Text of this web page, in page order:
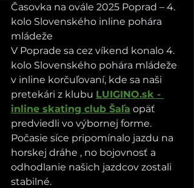
Časovka na ovále 2025 Poprad – 4.
kolo Slovenského inline pohára
mládeže
V Poprade sa cez víkend konalo 4.
kolo Slovenského pohára mládeže
v inline korčuľovaní, kde sa naši
pretekári z klubu LUIGINO.sk -
inline skating club Šaľa opäť
predviedli vo výbornej forme.
Počasie síce pripomínalo jazdu na
horskej dráhe , no bojovnosť a
odhodlanie našich jazdcov zostali
stabilné.